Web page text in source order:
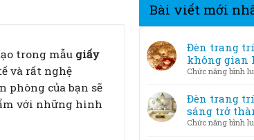
trong mẫu giấy
và rất nghệ
phòng của bạn sẽ
với những hình
Bài viết mới
Đèn trang
không gian
Chức năng bình
Đèn trang
sáng trở
Chức năng bình